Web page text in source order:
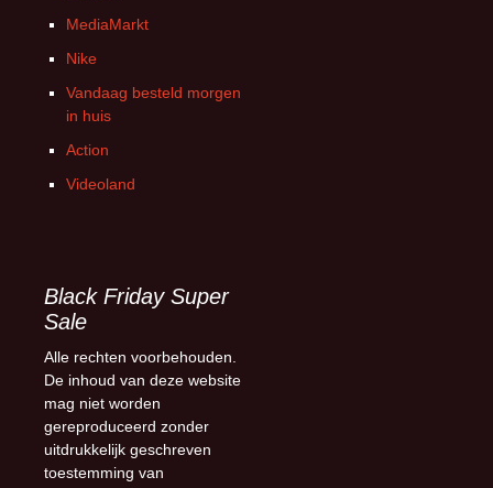
MediaMarkt
Nike
Vandaag besteld morgen
in huis
Action
Videoland
Black Friday Super
Sale
Alle rechten voorbehouden.
De inhoud van deze website
mag niet worden
gereproduceerd zonder
uitdrukkelijk geschreven
toestemming van